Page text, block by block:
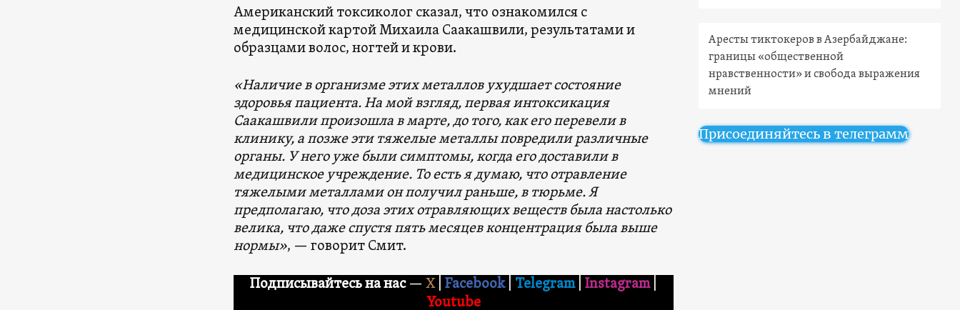
Американский токсиколог сказал, что ознакомился с
медицинской картой Михаила Саакашвили, результатами и
образцами волос, ногтей и крови.
«Наличие в организме этих металлов ухудшает состояние
здоровья пациента. На мой взгляд, первая интоксикация
Саакашвили произошла в марте, до того, как его перевели в
клинику, а позже эти тяжелые металлы повредили различные
органы. У него уже были симптомы, когда его доставили в
медицинское учреждение. То есть я думаю, что отравление
тяжелыми металлами он получил раньше, в тюрьме. Я
предполагаю, что доза этих отравляющих веществ была настолько
велика, что даже спустя пять месяцев концентрация была выше
нормы», — говорит Смит.
Подписывайтесь на нас — X Facebook Telegram| Instagram
Youtube
Аресты тиктокеров в Азербайджане:
границы «общественной
нравственности» и свобода выражения
мнений
Присоединяйтесь в телеграмм